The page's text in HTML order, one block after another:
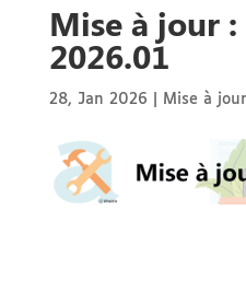
Mise à jour
2026.01
28, Jan 2026 Mise à